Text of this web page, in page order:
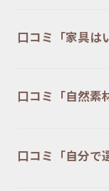
口コミ「家具は
口コミ「自然素
口コミ「自分で